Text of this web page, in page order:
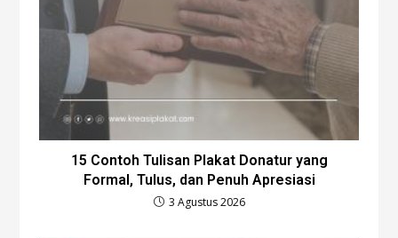
15 Contoh Tulisan Plakat Donatur yang
Formal, Tulus, dan Penuh Apresiasi
3 Agustus 2026